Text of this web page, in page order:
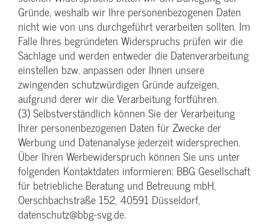
Gründe, weshalb wir Ihre personenbezogenen Daten
nicht wie von uns durchgeführt verarbeiten sollten. Im
Falle Ihres begründeten Widerspruchs prüfen wir die
Sachlage und werden entweder die Datenverarbeitung
einstellen bzw. anpassen oder Ihnen unsere
zwingenden schutzwürdigen Gründe aufzeigen,
aufgrund derer wir die Verarbeitung fortführen.
(3) Selbstverständlich können Sie der Verarbeitung
Ihrer personenbezogenen Daten für Zwecke der
Werbung und Datenanalyse jederzeit widersprechen.
Über Ihren Werbewiderspruch können Sie uns unter
folgenden Kontaktdaten informieren: BBG Gesellschaft
für betriebliche Beratung und Betreuung mbH,
Oerschbachstraße 152, 40591 Düsseldorf,
datenschutz@bbg-svg.de.